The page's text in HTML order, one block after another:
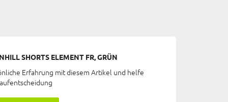
SHORTS ELEMENT FR, GRÜN
Erfahrung mit diesem Artikel und helfe